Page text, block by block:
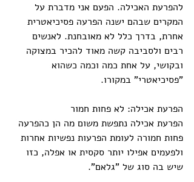
להפרעת האכילה. הפעם אני מדברת על
המקרים שבהם ישנה הפרעה פסיכיאטרית
אחרת, בדרך כלל לא מאובחנת. לאנשים
רבים ולסביבה קשה מאוד להכיר במצוקה
ובקושי, על אחת כמה וכמה כשהוא
"פסיכיאטרי" במקורו.
הפרעת אכילה: לא פחות חמור
הפרעת אכילה נתפשת משום מה הן כהפרעה
פחות חמורה לעומת הפרעות נפשיות אחרות
ולפעמים אפילו יותר סקסית או אפלה, כזו
שיש בה סוג של "גלאם".